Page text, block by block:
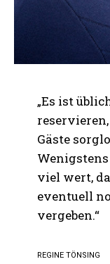
„Es ist
Gäste
viel wert,
eventuell
vergeben.“
REGINE TÖNSING